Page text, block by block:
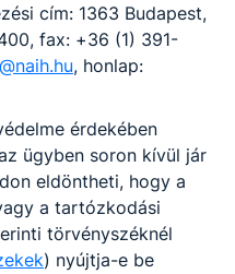
cím: 1363 Budapest,
fax: +36 (1) 391-
, honlap:
érdekében
ügyben soron kívül jár
eldöntheti, hogy a
a tartózkodási
törvényszéknél
) nyújtja-e be